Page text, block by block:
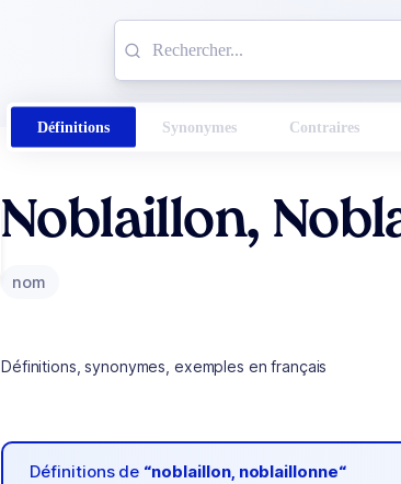
Définitions Synonymes Contraires
Noblaillon,
nom
Définitions, synonymes, exemples en français
Définitions de “noblaillon, noblaillonne“